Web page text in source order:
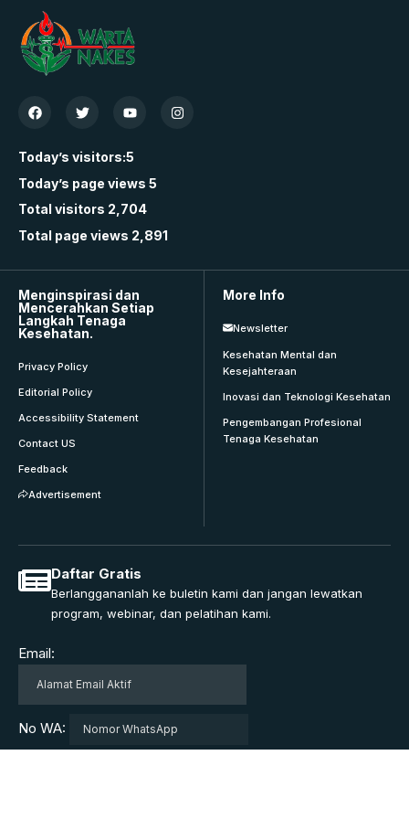
Today’s visitors:5
Today’s page views 5
Total visitors 2,704
Total page views 2,891
Menginspirasi dan
Mencerahkan Setiap
Langkah Tenaga
Kesehatan.
Privacy Policy
Editorial Policy
Accessibility Statement
Contact US
Feedback
Advertisement
More Info
Newsletter
Kesehatan Mental dan
Kesejahteraan
Inovasi dan Teknologi Kesehatan
Pengembangan Profesional
Tenaga Kesehatan
Daftar Gratis
Berlanggananlah ke buletin kami dan jangan lewatkan
program, webinar, dan pelatihan kami.
Email:
No WA: